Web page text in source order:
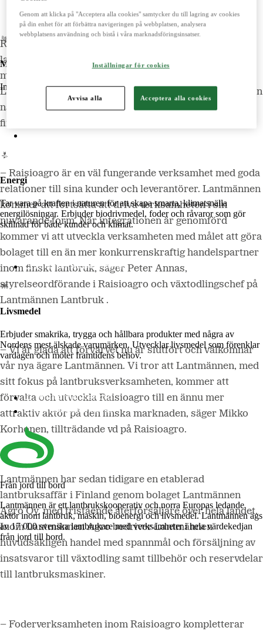
Odla
Maskiner
Importerar, marknadsför, säljer och underhåller lantbruksmaskiner.
Lantmännen Maskin
Energi
Tar vara på kraften i naturen för att skapa smarta, klimatsnälla
energilösningar. Erbjuder biodrivmedel, foder och råvaror som gör
skillnad för både kunder och klimat.
Lantmännen Biorefineries
Livsmedel
Erbjuder smakrika, trygga och hållbara produkter med några av
Nordens mest älskade varumärken. Utvecklar livsmedel som förenklar
vardagen och möter framtidens behov.
Lantmännen Cerealia
Lantmännen Unibake
Från jord till bord
Lantmännen är ett lantbrukskooperativ och norra Europas ledande
aktör inom lantbruk, maskin, bioenergi och livsmedel. Lantmännen ägs
av 17 000 svenska lantbrukare med verksamheter i hela värdekedjan
från jord till bord.
Raisioagro är en betydelsefull aktör på den finska
lantbruksmarknaden, med en omsättning (2017) på 74
miljoner euro. Genom att förvärva Raisioagro breddar
Lantmännen sitt erbjudande i Finland, och förstärker sin
närvaro som ledande aktör inom agribusiness på den
finska marknaden.
– Raisioagro är en väl fungerande verksamhet med goda
relationer till sina kunder och leverantörer. Lantmännen
kommer att fortsätta att driva verksamheten i sin
nuvarande form. När integrationen är genomförd
kommer vi att utveckla verksamheten med målet att göra
bolaget till en än mer konkurrenskraftig handelspartner
inom finskt lantbruk, säger Peter Annas,
styrelseordförande i Raisioagro och växtodlingschef på
Lantmännen Lantbruk .
–Vi är glada att förvärvet nu är slutfört och välkomnar
vår nya ägare Lantmännen. Vi tror att Lantmännen, med
sitt fokus på lantbruksverksamheten, kommer att
förvalta och utveckla Raisioagro till en ännu mer
attraktiv aktör på den finska marknaden, säger Mikko
Korhonen, tillträdande vd på Raisioagro.
Lantmännen har sedan tidigare en etablerad
lantbruksaffär i Finland genom bolaget Lantmännen
Agro Oy, med fristående återförsäljare över hela landet.
Inom Lantmännen Agro bedriver Lantmännen
huvudsakligen handel med spannmål och försäljning av
insatsvaror till växtodling samt tillbehör och reservdelar
till lantbruksmaskiner.
– Foderverksamheten inom Raisioagro kompletterar
Genom att klicka på "Acceptera alla cookies" samtycker du till lagring av cookies
på din enhet för att förbättra navigeringen på webbplatsen, analysera
webbplatsens användning och bistå i våra marknadsföringsinsatser.
Inställningar för cookies
Avvisa alla Acceptera alla cookies